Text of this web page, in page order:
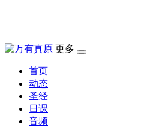
更多
首页
动态
圣经
日课
音频